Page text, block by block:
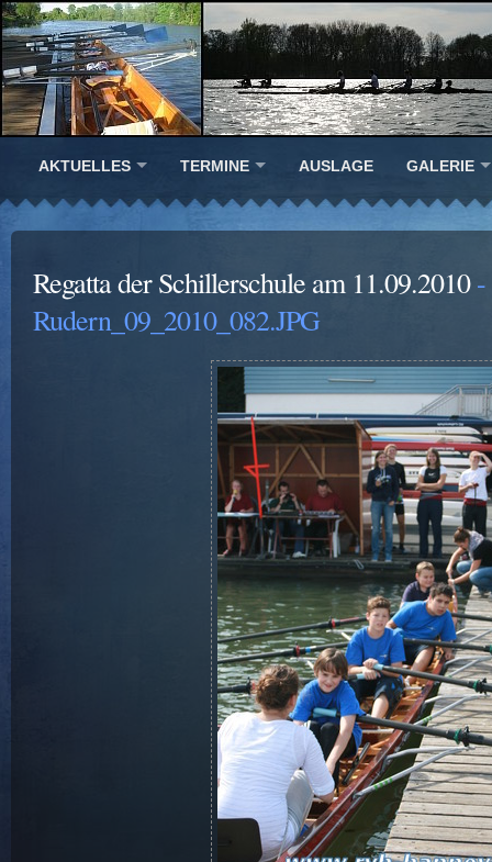
AKTUELLES TERMINE AUSLAGE GALERIE
Regatta der Schillerschule am 11.09.2010-
Rudern_09_2010_082.JPG